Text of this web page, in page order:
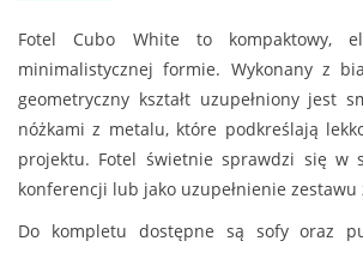
Fotel Cubo White to kompaktowy,
minimalistycznej formie. Wykonany z
geometryczny kształt uzupełniony jest
nóżkami z metalu, które podkreślają
projektu. Fotel świetnie sprawdzi się w
konferencji lub jako uzupełnienie zestawu
Do kompletu dostępne są sofy oraz